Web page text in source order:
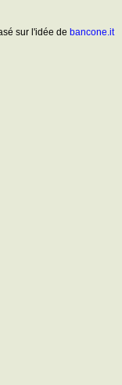
sur l'idée de bancone.it